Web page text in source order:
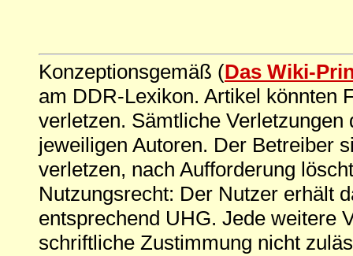
Konzeptionsgemäß (Das Wiki-
am DDR-Lexikon. Artikel könnten
verletzen. Sämtliche
jeweiligen Autoren. Der Betreiber
verletzen, nach Aufforderung
Nutzungsrecht: Der Nutzer erhält
entsprechend UHG. Jede weitere
schriftliche Zustimmung nicht